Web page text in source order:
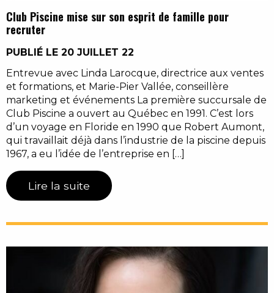
Club Piscine mise sur son esprit de famille pour
recruter
PUBLIÉ LE 20 JUILLET 22
Entrevue avec Linda Larocque, directrice aux ventes
et formations, et Marie-Pier Vallée, conseillère
marketing et événements La première succursale de
Club Piscine a ouvert au Québec en 1991. C’est lors
d’un voyage en Floride en 1990 que Robert Aumont,
qui travaillait déjà dans l’industrie de la piscine depuis
1967, a eu l’idée de l’entreprise en […]
Lire la suite